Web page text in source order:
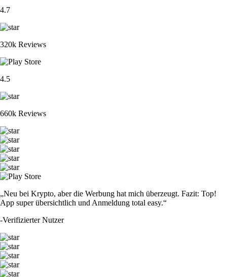
4.7
320k Reviews
4.5
660k Reviews
„Neu bei Krypto, aber die Werbung hat mich überzeugt. Fazit: Top!
App super übersichtlich und Anmeldung total easy.“
-Verifizierter Nutzer